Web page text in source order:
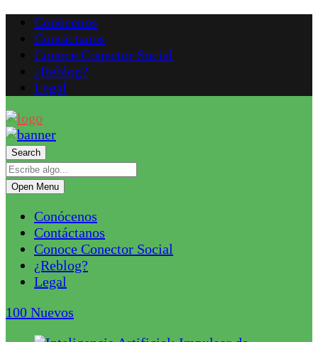
Conócenos
Contáctanos
Conoce Conector Social
¿Reblog?
Legal
Search
Open Menu
Conócenos
Contáctanos
Conoce Conector Social
¿Reblog?
Legal
100 Nuevos